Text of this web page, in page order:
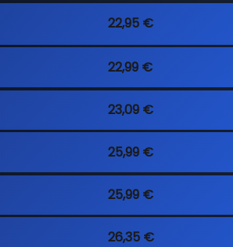
22,95 €
22,99 €
23,09 €
25,99 €
25,99 €
26,35 €